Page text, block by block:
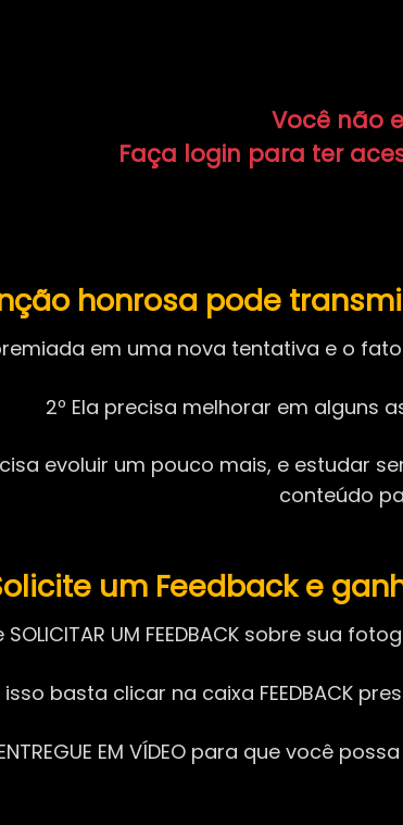
Você não
Faça login para ter
honrosa pode
em uma nova tentativa e o
2º Ela precisa melhorar em
evoluir um pouco mais, e estudar
conteúdo
um Feedback e
UM FEEDBACK sobre sua
isso basta clicar na caixa FEEDBACK
EM VÍDEO para que você